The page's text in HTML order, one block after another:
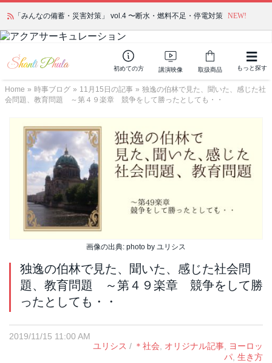
「みんなの備蓄・災害対策」 vol.4 〜断水・燃料不足・停電対策 NEW!
初めての方 講演映像 取扱商品 もっと探す
Home » 時事ブログ » 11月15日の記事 » 独逸の伯林で見た、聞いた、感じた社
会問題、教育問題 ～第４９楽章 競争をして勝ったとしても・・
画像の出典: photo by ユリシス
独逸の伯林で見た、聞いた、感じた社会問
題、教育問題 ～第４９楽章 競争をして勝
ったとしても・・
2019/11/15 11:00 AM
ユリシス / ＊社会, オリジナル記事, ヨーロッ
パ, 生き方